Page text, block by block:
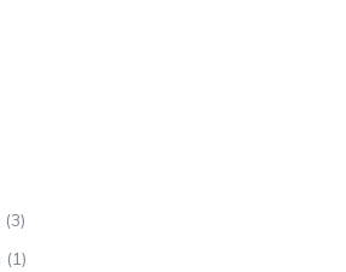
(3)
(1)